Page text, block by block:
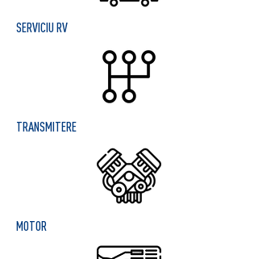
SERVICIU RV
TRANSMITERE
MOTOR